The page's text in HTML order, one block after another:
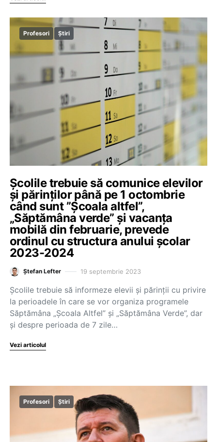
Profesori Știri
Școlile trebuie să comunice elevilor
și părinților până pe 1 octombrie
când sunt ”Școala altfel”,
„Săptămâna verde” și vacanța
mobilă din februarie, prevede
ordinul cu structura anului școlar
2023-2024
Ștefan Lefter 19 septembrie 2023
Școlile trebuie să informeze elevii și părinții cu privire
la perioadele în care se vor organiza programele
Săptămâna „Școala Altfel” și „Săptămâna Verde”, dar
și despre perioada de 7 zile…
Vezi articolul
Profesori Știri